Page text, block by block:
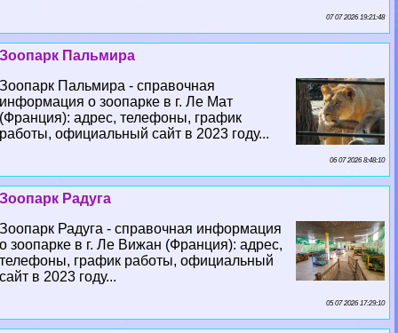
07 07 2026 19:21:48
Зоопарк Пальмира
Зоопарк Пальмира - справочная
информация о зоопарке в г. Ле Мат
(Франция): адрес, телефоны, график
работы, официальный сайт в 2023 году...
06 07 2026 8:48:10
Зоопарк Радуга
Зоопарк Радуга - справочная информация
о зоопарке в г. Ле Вижан (Франция): адрес,
телефоны, график работы, официальный
сайт в 2023 году...
05 07 2026 17:29:10